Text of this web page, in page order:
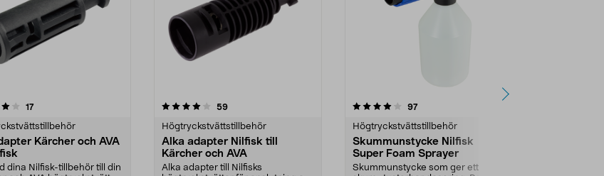
17recensioner
Kärcher och AVA
dina Nilfisk-tillbehör till din
4.0 av 5 stjärnor 59recensioner
Högtryckstvättstillbehör
Alka adapter Nilfisk till
Kärcher och AVA
Alka adapter till Nilfisks
4.0 av 5 stjärnor 97recensioner
Högtryckstvättstillbehör
Skummunstycke Nilfisk
Super Foam Sprayer
Skummunstycke som ger ett tjockt
4.5 av 5 stjärnor